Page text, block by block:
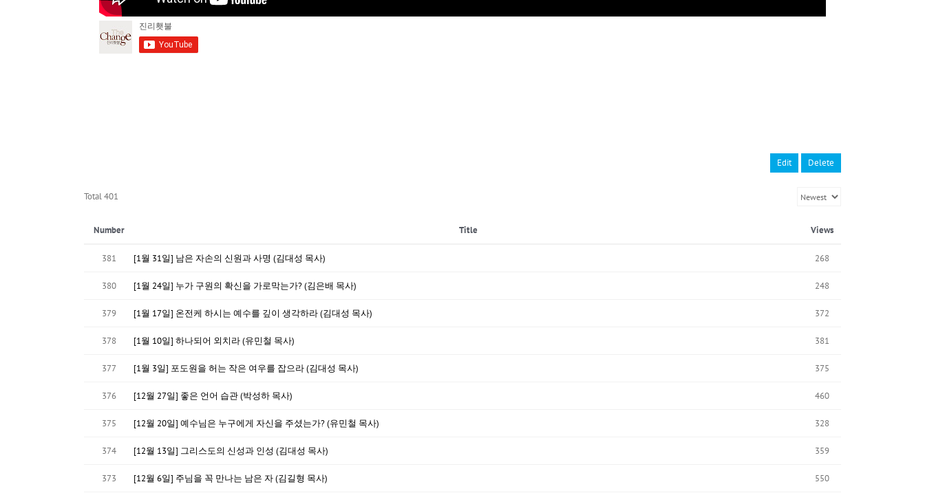
Edit Delete
Total 401
Number Title Views
381 [1월 31일] 남은 자손의 신원과 사명 (김대성 목사) 268
380 [1월 24일] 누가 구원의 확신을 가로막는가? (김은배 목사) 248
379 [1월 17일] 온전케 하시는 예수를 깊이 생각하라 (김대성 목사) 372
378 [1월 10일] 하나되어 외치라 (유민철 목사) 381
377 [1월 3일] 포도원을 허는 작은 여우를 잡으라 (김대성 목사) 375
376 [12월 27일] 좋은 언어 습관 (박성하 목사) 460
375 [12월 20일] 예수님은 누구에게 자신을 주셨는가? (유민철 목사) 328
374 [12월 13일] 그리스도의 신성과 인성 (김대성 목사) 359
373 [12월 6일] 주님을 꼭 만나는 남은 자 (김길형 목사) 550